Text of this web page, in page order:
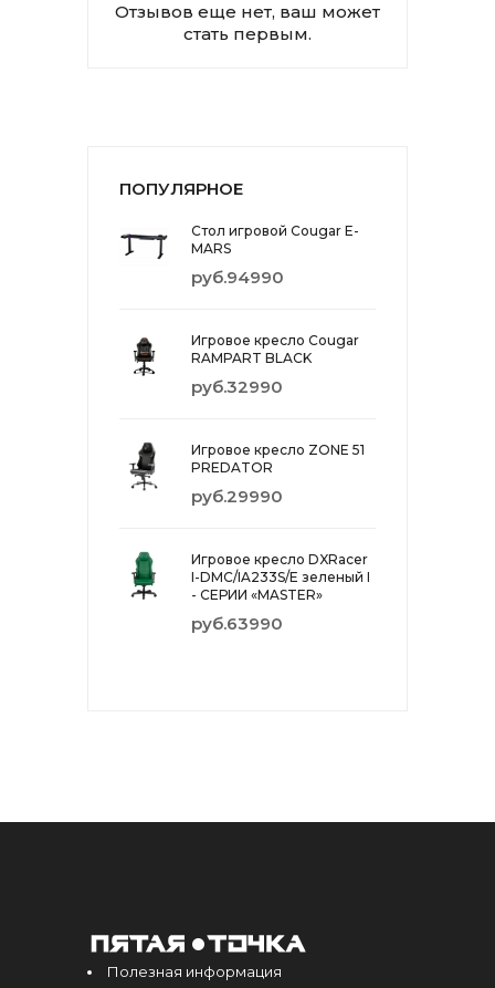
Отзывов еще нет, ваш может
стать первым.
ПОПУЛЯРНОЕ
Стол игровой Cougar E-
MARS
руб.94990
Игровое кресло Cougar
RAMPART BLACK
руб.32990
Игровое кресло ZONE 51
PREDATOR
руб.29990
Игровое кресло DXRacer
I-DMC/IA233S/E зеленый I
- СЕРИИ «MASTER»
руб.63990
Полезная информация